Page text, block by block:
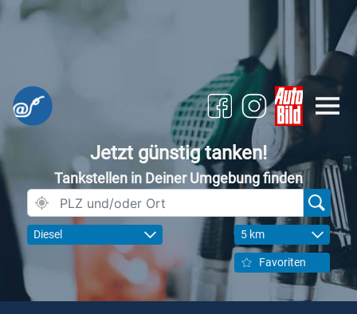
Jetzt günstig tanken!
Tankstellen in Deiner Umgebung finden
Diesel 5 km
Favoriten